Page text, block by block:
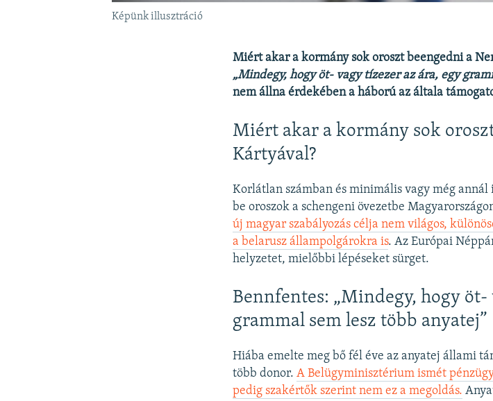
Képünk illusztráció
Miért akar a kormány sok oroszt beengedni a
„Mindegy, hogy öt- vagy tízezer az ára, egy
nem állna érdekében a háború az általa
Miért akar a kormány sok
Kártyával?
Korlátlan számban és minimális vagy még
be oroszok a schengeni övezetbe
új magyar szabályozás célja nem világos,
a belarusz állampolgárokra is. Az Európai
helyzetet, mielőbbi lépéseket sürget.
Bennfentes: „Mindegy, hogy
grammal sem lesz több anyatej”
Hiába emelte meg bő fél éve az anyatej állami
több donor.A Belügyminisztérium ismét
pedig szakértők szerint nem ez a megoldás.